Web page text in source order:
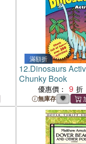
滿額折
12.Dinosaurs
Chunky Book
優惠價： 9
無庫存